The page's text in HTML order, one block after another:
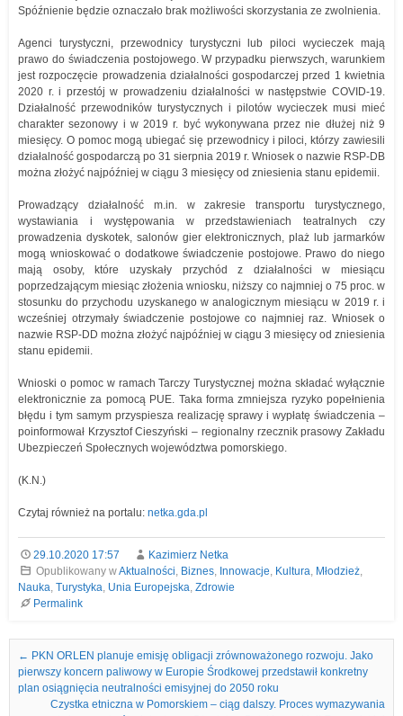
Spóźnienie będzie oznaczało brak możliwości skorzystania ze zwolnienia.
Agenci turystyczni, przewodnicy turystyczni lub piloci wycieczek mają
prawo do świadczenia postojowego. W przypadku pierwszych, warunkiem
jest rozpoczęcie prowadzenia działalności gospodarczej przed 1 kwietnia
2020 r. i przestój w prowadzeniu działalności w następstwie COVID-19.
Działalność przewodników turystycznych i pilotów wycieczek musi mieć
charakter sezonowy i w 2019 r. być wykonywana przez nie dłużej niż 9
miesięcy. O pomoc mogą ubiegać się przewodnicy i piloci, którzy zawiesili
działalność gospodarczą po 31 sierpnia 2019 r. Wniosek o nazwie RSP-DB
można złożyć najpóźniej w ciągu 3 miesięcy od zniesienia stanu epidemii.
Prowadzący działalność m.in. w zakresie transportu turystycznego,
wystawiania i występowania w przedstawieniach teatralnych czy
prowadzenia dyskotek, salonów gier elektronicznych, plaż lub jarmarków
mogą wnioskować o dodatkowe świadczenie postojowe. Prawo do niego
mają osoby, które uzyskały przychód z działalności w miesiącu
poprzedzającym miesiąc złożenia wniosku, niższy co najmniej o 75 proc. w
stosunku do przychodu uzyskanego w analogicznym miesiącu w 2019 r. i
wcześniej otrzymały świadczenie postojowe co najmniej raz. Wniosek o
nazwie RSP-DD można złożyć najpóźniej w ciągu 3 miesięcy od zniesienia
stanu epidemii.
Wnioski o pomoc w ramach Tarczy Turystycznej można składać wyłącznie
elektronicznie za pomocą PUE. Taka forma zmniejsza ryzyko popełnienia
błędu i tym samym przyspiesza realizację sprawy i wypłatę świadczenia –
poinformował Krzysztof Cieszyński – regionalny rzecznik prasowy Zakładu
Ubezpieczeń Społecznych województwa pomorskiego.
(K.N.)
Czytaj również na portalu: netka.gda.pl
29.10.2020 17:57
Kazimierz Netka
Opublikowany wAktualności Biznes, Innowacje Kultura Młodzież,
Nauka Turystyka Unia Europejska Zdrowie
Permalink
Nawigacja we wpisach
← PKN ORLEN planuje emisję obligacji zrównoważonego rozwoju. Jako
pierwszy koncern paliwowy w Europie Środkowej przedstawił konkretny
plan osiągnięcia neutralności emisyjnej do 2050 roku
Czystka etniczna w Pomorskiem – ciąg dalszy. Proces wymazywania